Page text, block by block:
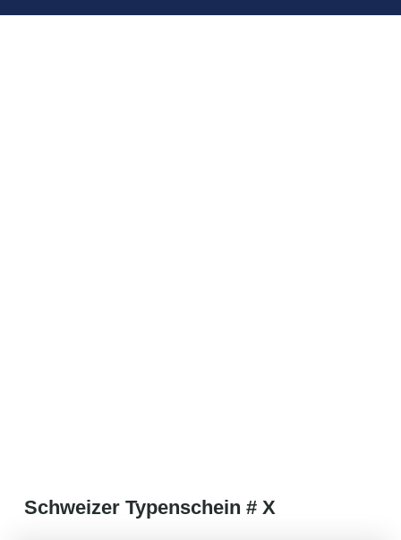
Schweizer Typenschein # X